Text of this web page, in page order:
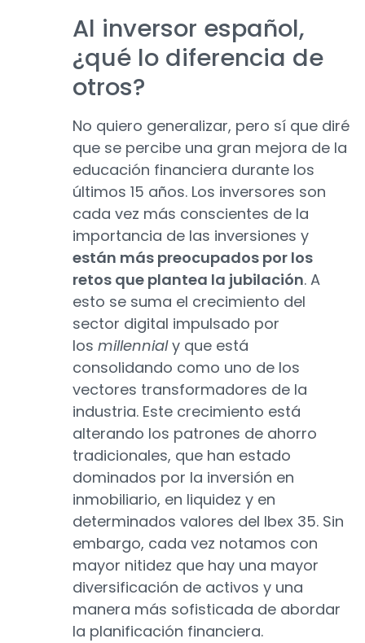
Al inversor español,
¿qué lo diferencia de
otros?
No quiero generalizar, pero sí que diré
que se percibe una gran mejora de la
educación financiera durante los
últimos 15 años. Los inversores son
cada vez más conscientes de la
importancia de las inversiones y
están más preocupados por los
retos que plantea la jubilación. A
esto se suma el crecimiento del
sector digital impulsado por
los millennialy que está
consolidando como uno de los
vectores transformadores de la
industria. Este crecimiento está
alterando los patrones de ahorro
tradicionales, que han estado
dominados por la inversión en
inmobiliario, en liquidez y en
determinados valores del Ibex 35. Sin
embargo, cada vez notamos con
mayor nitidez que hay una mayor
diversificación de activos y una
manera más sofisticada de abordar
la planificación financiera.